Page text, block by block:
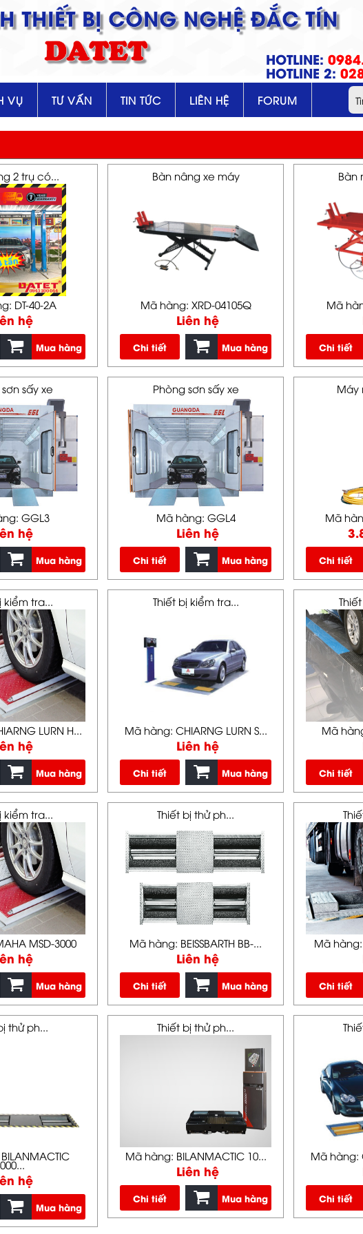
THIẾT BỊ CÔNG NGHỆ ĐẮC TÍN
DATET HOTLINE:
HOTLINE 2:
VỤ TƯ VẤN TIN TỨC LIÊN HỆ FORUM
2 trụ có...
DT-40-2A
hệ
Mua hàng
Bàn nâng xe máy
Mã hàng: XRD-04105Q
Liên hệ
Chi tiết Mua hàng
Bàn
Mã
Chi tiết
sấy xe
GGL3
hệ
Mua hàng
Phòng sơn sấy xe
Mã hàng: GGL4
Liên hệ
Chi tiết Mua hàng
Máy
Mã
Chi tiết
kiểm tra...
LURN H...
hệ
Mua hàng
Thiết bị kiểm tra...
Mã hàng: CHIARNG LURN S...
Liên hệ
Chi tiết Mua hàng
Mã
Chi tiết
kiểm tra...
MSD-3000
hệ
Mua hàng
Thiết bị thử ph...
Mã hàng: BEISSBARTH BB-...
Liên hệ
Chi tiết Mua hàng
Mã hàng:
Chi tiết
thử ph...
hệ
Mua hàng
Thiết bị thử ph...
Mã hàng: BILANMACTIC 10...
Liên hệ
Chi tiết Mua hàng
Mã hàng:
Chi tiết